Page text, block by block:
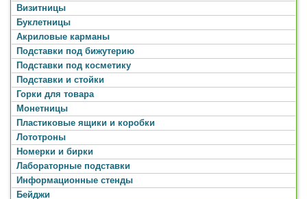
Визитницы
Буклетницы
Акриловые карманы
Подставки под бижутерию
Подставки под косметику
Подставки и стойки
Горки для товара
Монетницы
Пластиковые ящики и коробки
Лототроны
Номерки и бирки
Лабораторные подставки
Информационные стенды
Бейджи